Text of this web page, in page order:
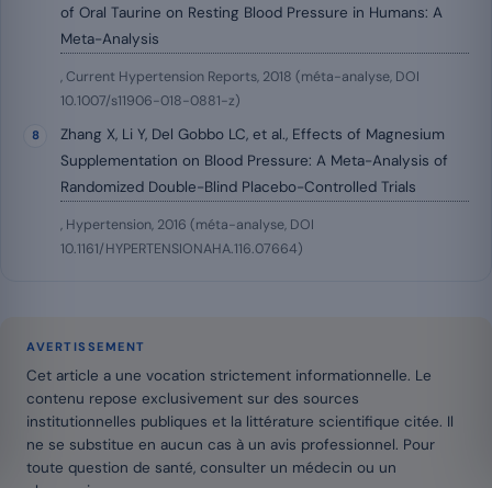
of Oral Taurine on Resting Blood Pressure in Humans: A
Meta-Analysis
, Current Hypertension Reports, 2018 (méta-analyse, DOI
10.1007/s11906-018-0881-z)
Zhang X, Li Y, Del Gobbo LC, et al., Effects of Magnesium
Supplementation on Blood Pressure: A Meta-Analysis of
Randomized Double-Blind Placebo-Controlled Trials
, Hypertension, 2016 (méta-analyse, DOI
10.1161/HYPERTENSIONAHA.116.07664)
AVERTISSEMENT
Cet article a une vocation strictement informationnelle. Le
contenu repose exclusivement sur des sources
institutionnelles publiques et la littérature scientifique citée. Il
ne se substitue en aucun cas à un avis professionnel. Pour
toute question de santé, consulter un médecin ou un